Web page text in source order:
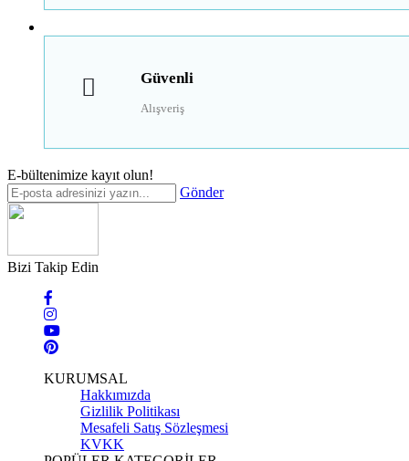
Güvenli
Alışveriş
E-bültenimize kayıt olun!
Gönder
Bizi Takip Edin
KURUMSAL
Hakkımızda
Gizlilik Politikası
Mesafeli Satış Sözleşmesi
KVKK